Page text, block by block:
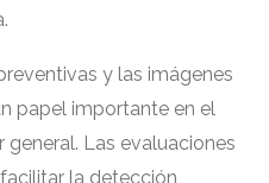
y las imágenes
papel importante en el
Las evaluaciones
la detección